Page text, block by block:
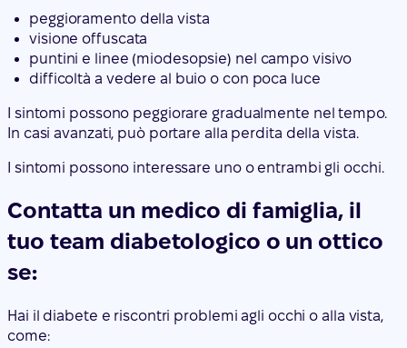
peggioramento della vista
visione offuscata
puntini e linee (miodesopsie) nel campo visivo
difficoltà a vedere al buio o con poca luce
I sintomi possono peggiorare gradualmente nel tempo.
In casi avanzati, può portare alla perdita della vista.
I sintomi possono interessare uno o entrambi gli occhi.
Contatta un medico di famiglia, il
tuo team diabetologico o un ottico
se:
Hai il diabete e riscontri problemi agli occhi o alla vista,
come: